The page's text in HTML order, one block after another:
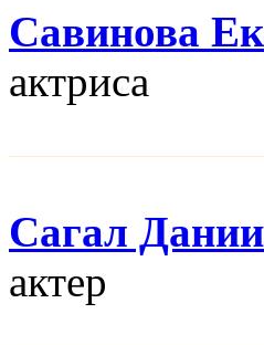
Савинова
актриса
Сагал
актер